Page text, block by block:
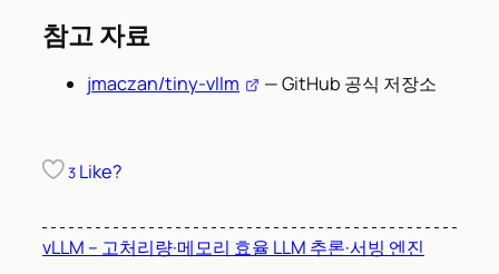
참고 자료
jmaczan/tiny-vllm — GitHub 공식 저장소
3 Like?
vLLM – 고처리량·메모리 효율 LLM 추론·서빙 엔진